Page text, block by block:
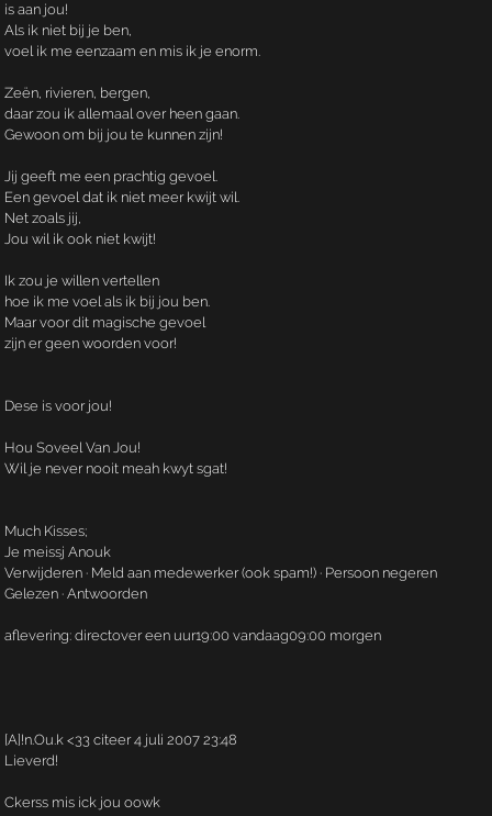
is aan jou!
Als ik niet bij je ben,
voel ik me eenzaam en mis ik je enorm.
Zeën, rivieren, bergen,
daar zou ik allemaal over heen gaan.
Gewoon om bij jou te kunnen zijn!
Jij geeft me een prachtig gevoel.
Een gevoel dat ik niet meer kwijt wil.
Net zoals jij,
Jou wil ik ook niet kwijt!
Ik zou je willen vertellen
hoe ik me voel als ik bij jou ben.
Maar voor dit magische gevoel
zijn er geen woorden voor!
Dese is voor jou!
Hou Soveel Van Jou!
Wil je never nooit meah kwyt sgat!
Much Kisses;
Je meissj Anouk
Verwijderen · Meld aan medewerker (ook spam!) · Persoon negeren
Gelezen · Antwoorden
aflevering: directover een uur19:00 vandaag09:00 morgen
[A]!n.­Ou.­k <33 citeer 4 juli 2007 23:48
Lieverd!
Ckerss mis ick jou oowk